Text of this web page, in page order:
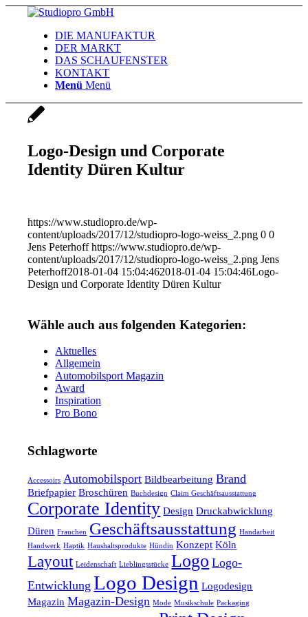
DIE MANUFAKTUR
DER MARKT
DAS SCHAUFENSTER
KONTAKT
Menü Menü
Logo-Design und Corporate
Identity Düren Kultur
https://www.studiopro.de/wp-
content/uploads/2017/12/studiopro-logo-weiss_2.png 0 0
Jens Peterhoff https://www.studiopro.de/wp-
content/uploads/2017/12/studiopro-logo-weiss_2.png Jens
Peterhoff2018-01-04 15:04:462018-01-04 15:04:46Logo-
Design und Corporate Identity Düren Kultur
Wähle auch aus folgenden Kategorien:
Aktuelles
Allgemein
Automobilsport Magazin
Award
Inspiration
Pro Bono
Schlagworte
Accessoirs Automobilsport Bildbearbeitung Brand
Briefpapier Broschüren Buchdesign Claim Geschäftsausstattung
Corporate Identity Design Druckabwicklung
Düren Frauchen Geschäftsausstattung Handarbeit
Handwerk Haptik Haushaltsprodukte Hündin Konzept Köln
Layout Leidenschaft Lieblingsstücke Logo Logo-
Entwicklung Logo Design Logodesign
Magazin Magazin-Design Mode Musikschule Packaging